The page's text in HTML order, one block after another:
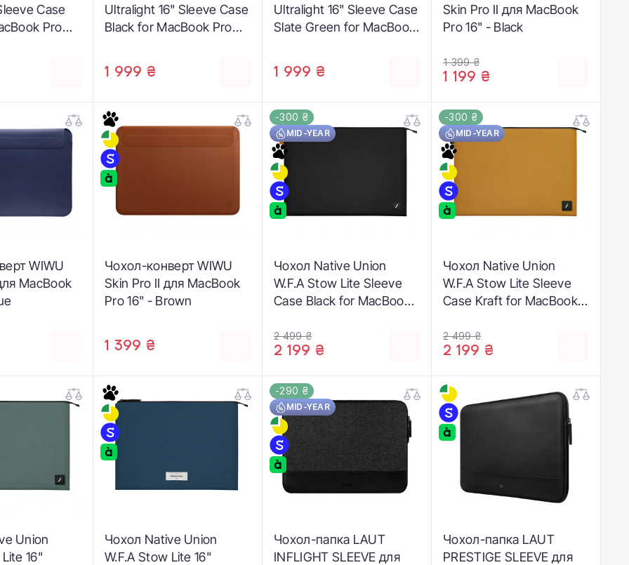
Case
Pro
Ultralight 16" Sleeve Case
Black for MacBook Pro
1 999 ₴
Ultralight 16" Sleeve Case
Slate Green for MacBook
1 999 ₴
Skin Pro II для MacBook
Pro 16" - Black
1 399 ₴
1 199 ₴
WIWU
MacBook
Чохол-конверт WIWU
Skin Pro II для MacBook
Pro 16" - Brown
1 399 ₴
-300 ₴
MID-YEAR
Чохол Native Union
W.F.A Stow Lite Sleeve
Case Black for MacBook
BLK-16)
2 499 ₴
2 199 ₴
-300 ₴
MID-YEAR
Чохол Native Union
W.F.A Stow Lite Sleeve
Case Kraft for MacBook
KFT-16)
2 499 ₴
2 199 ₴
Union
16"
Чохол Native Union
W.F.A Stow Lite 16"
-290 ₴
MID-YEAR
Чохол-папка LAUT
INFLIGHT SLEEVE для
Чохол-папка LAUT
PRESTIGE SLEEVE для